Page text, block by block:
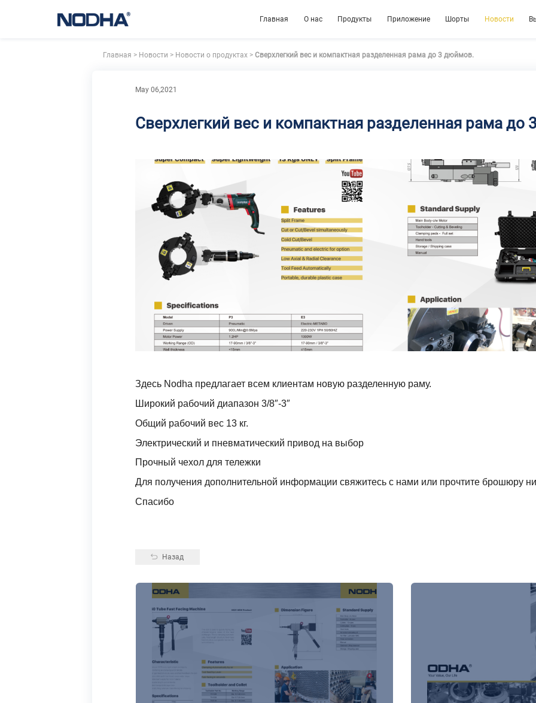
Главная О нас Продукты Приложение Шорты Новости
Главная > Новости > Новости о продуктах>Сверхлегкий вес и компактная разделенная рама до 3 дюймов.
May 06,2021
Сверхлегкий вес и компактная разделенная рама до
Здесь Nodha предлагает всем клиентам новую разделенную раму.
Широкий рабочий диапазон 3/8″-3″
Общий рабочий вес 13 кг.
Электрический и пневматический привод на выбор
Прочный чехол для тележки
Для получения дополнительной информации свяжитесь с нами или прочтите брошюру
Спасибо
Назад